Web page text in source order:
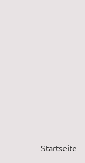
Startseite